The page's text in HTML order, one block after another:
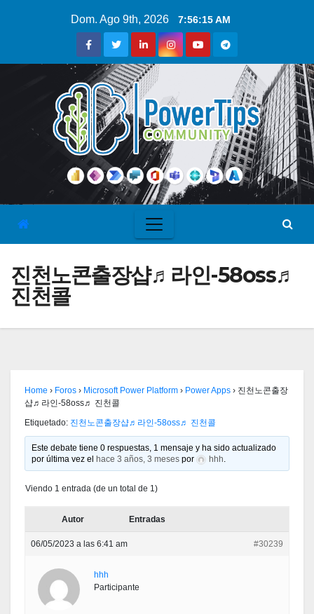
Dom. Ago 9th, 2026 7:56:16 AM
진천노콘출장샵♬라인-58oss♬
진천콜
Home › Foros › Microsoft Power Platform › Power Apps › 진천노콘출장
샵♬라인-58oss♬ 진천콜
Etiquetado: 진천노콘출장샵♬라인-58oss♬ 진천콜
Este debate tiene 0 respuestas, 1 mensaje y ha sido actualizado
por última vez el
hace 3 años, 3 meses por hhh.
Viendo 1 entrada (de un total de 1)
Autor Entradas
06/05/2023 a las 6:41 am #30239
hhh
Participante